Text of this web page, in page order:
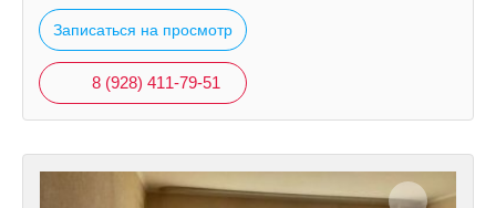
Записаться на просмотр
8 (928) 411-79-51